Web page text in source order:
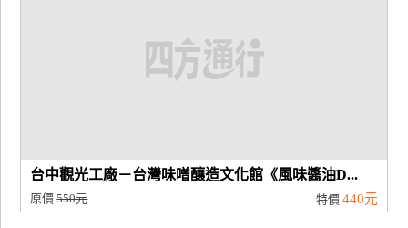
台中觀光工廠－台灣味噌釀造文化館《風味醬油D...
原價550元 特價 440元